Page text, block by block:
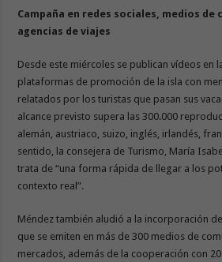
Campaña en redes sociales, medios de
agencias de viajes
Desde este miércoles se publican vídeos en
plataformas de promoción de la isla con
relatados por los turistas que pasan sus
alcance previsto supera las 300.000
alemán, austriaco, suizo, inglés, irlandés,
sentido, la consejera de Turismo, María
trata de “una forma rápida de llegar a los
contexto real”.
Méndez también aludió a la incorporación
que se emiten en más de 300 medios de
mercados, además de la cooperación con